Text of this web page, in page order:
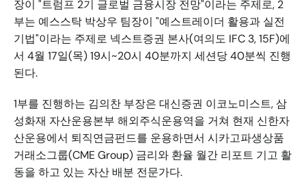
장이 "트럼프 2기 글로벌 금융시장 전망"이라는 주제로, 2
부는 예스스탁 박상우 팀장이 "예스트레이더 활용과 실전
기법"이라는 주제로 넥스트증권 본사(여의도 IFC 3, 15F)에
서 4월 17일(목) 19시~20시 40분까지 세션당 40분씩 진행
된다.
1부를 진행하는 김의찬 부장은 대신증권 이코노미스트, 삼
성화재 자산운용본부 해외주식운용역을 거쳐 현재 신한자
산운용에서 퇴직연금펀드를 운용하면서 시카고파생상품
거래소그룹(CME Group) 금리와 환율 월간 리포트 기고 활
동을 하고 있는 자산 배분 전문가다.